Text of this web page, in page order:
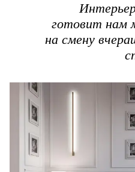
готовит нам
на смену